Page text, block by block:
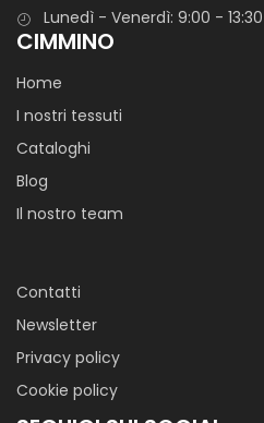
Lunedì - Venerdì: 9:00 -
CIMMINO
Home
I nostri tessuti
Cataloghi
Blog
Il nostro team
Contatti
Newsletter
Privacy policy
Cookie policy